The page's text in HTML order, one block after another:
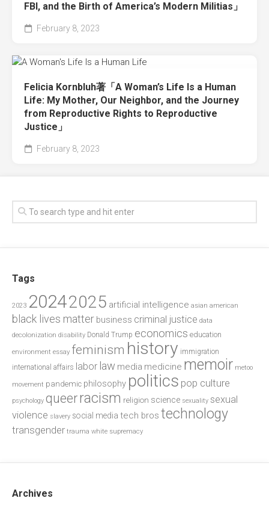
FBI, and the Birth of America’s Modern Militias」
February 8, 2023
Felicia Kornbluh著「A Woman’s Life Is a Human
Life: My Mother, Our Neighbor, and the Journey
from Reproductive Rights to Reproductive
Justice」
February 8, 2023
Tags
2023 20242025 artificial intelligence asian american
black lives matter business criminal justice data
decolonization disability Donald Trump economics education
environment essay feminism history immigration
international affairs labor law media medicine memoir metoo
movement pandemic philosophy politics pop culture
psychology queerracism religion science sexuality sexual
violence slavery social media tech bros technology
transgender trauma white supremacy
Archives